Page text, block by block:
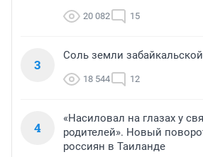
20 082 15
3
Соль земли
18 544 12
4
«Насиловал на глазах у
родителей». Новый
россиян в Таиланде